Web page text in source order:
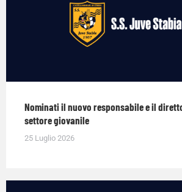
Nominati il nuovo responsabile e il
settore giovanile
25 Luglio 2026